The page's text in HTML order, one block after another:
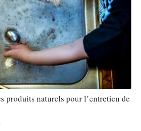
produits naturels pour l’entretien de